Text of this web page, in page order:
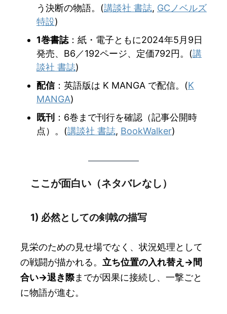
う決断の物語。(講談社 書誌, GCノベルズ
特設)
1巻書誌：紙・電子ともに2024年5月9日
発売、B6／192ページ、定価792円。(講
談社 書誌)
配信：英語版は K MANGA で配信。(K
MANGA)
既刊 ：6巻まで刊行を確認（記事公開時
点）。(講談社 書誌, BookWalker)
ここが面白い（ネタバレなし）
1) 必然としての剣戟の描写
見栄のための見せ場でなく、状況処理として
の戦闘が描かれる。 立ち位置の入れ替え→間
合い→退き際までが因果に接続し、一撃ごと
に物語が進む。